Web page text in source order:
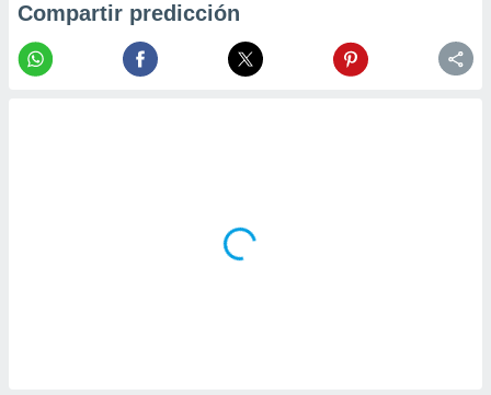
Compartir predicción